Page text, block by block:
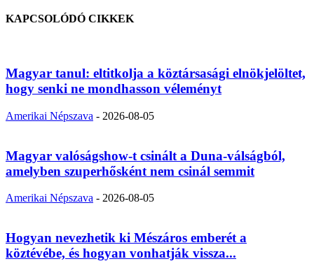
KAPCSOLÓDÓ CIKKEK
Magyar tanul: eltitkolja a köztársasági elnökjelöltet,
hogy senki ne mondhasson véleményt
Amerikai Népszava - 2026-08-05
Magyar valóságshow-t csinált a Duna-válságból,
amelyben szuperhősként nem csinál semmit
Amerikai Népszava - 2026-08-05
Hogyan nevezhetik ki Mészáros emberét a
köztévébe, és hogyan vonhatják vissza...